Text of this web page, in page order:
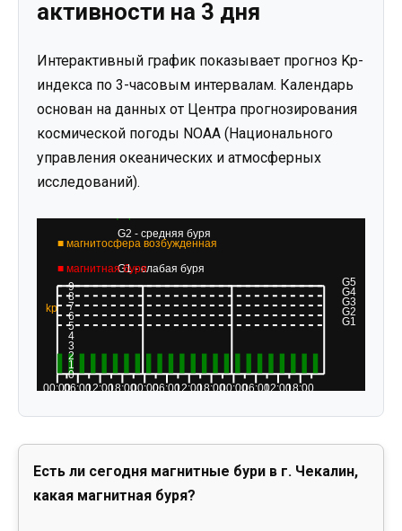
активности на 3 дня
Интерактивный график показывает прогноз Kp-
индекса по 3-часовым интервалам. Календарь
основан на данных от Центра прогнозирования
космической погоды NOAA (Национального
управления океанических и атмосферных
исследований).
Есть ли сегодня магнитные бури в г. Чекалин,
какая магнитная буря?